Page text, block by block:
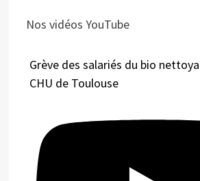
Nos vidéos YouTube
Grève des salariés du bio
CHU de Toulouse